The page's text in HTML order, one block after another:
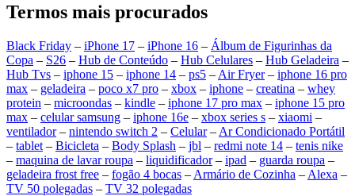
Termos mais procurados
Black Friday – iPhone 17 – iPhone 16 – Álbum de Figurinhas da
Copa – S26 – Hub de Conteúdo – Hub Celulares – Hub Geladeira –
Hub Tvs – iphone 15 – iphone 14 – ps5 – Air Fryer– iphone 16 pro
max – geladeira – poco x7 pro – xbox – iphone – creatina – whey
protein – microondas – kindle – iphone 17 pro max – iphone 15 pro
max – celular samsung – iphone 16e – xbox series s – xiaomi –
ventilador– nintendo switch 2 – Celular– Ar Condicionado Portátil
– tablet – Bicicleta – Body Splash – jbl – redmi note 14 – tenis nike
– maquina de lavar roupa – liquidificador– ipad – guarda roupa –
geladeira frost free – fogão 4 bocas – Armário de Cozinha – Alexa –
TV 50 polegadas – TV 32 polegadas